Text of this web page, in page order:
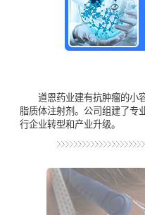
道恩药业建有抗肿瘤的小
脂质体注射剂。公司组建了专
行企业转型和产业升级。